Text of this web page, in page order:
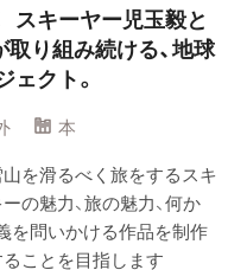
スキーヤー児玉毅と
り組み続ける、地球
ェクト。
本
を滑るべく旅をするスキ
の魅力、旅の魅力、何か
を問いかける作品を制作
ことを目指します